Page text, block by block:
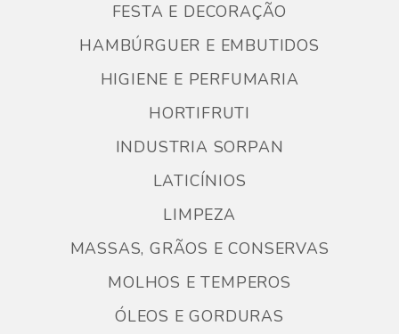
FESTA E DECORAÇÃO
HAMBÚRGUER E EMBUTIDOS
HIGIENE E PERFUMARIA
HORTIFRUTI
INDUSTRIA SORPAN
LATICÍNIOS
LIMPEZA
MASSAS, GRÃOS E CONSERVAS
MOLHOS E TEMPEROS
ÓLEOS E GORDURAS